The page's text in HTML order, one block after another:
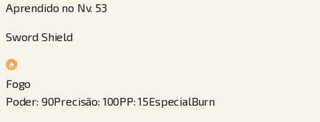
Aprendido no Nv. 53
Sword Shield
Fogo
Poder: 90Precisão: 100PP:15EspecialBurn